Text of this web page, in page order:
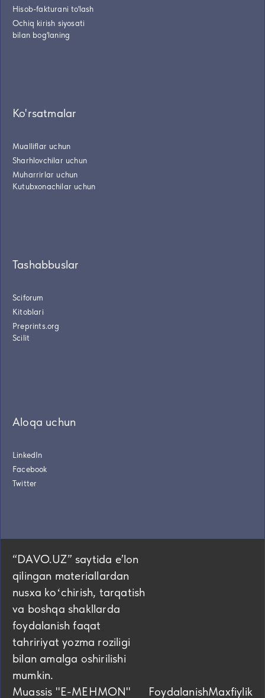
Hisob-fakturani to'lash
Ochiq kirish siyosati
bilan bog'laning
Ko'rsatmalar
Mualliflar uchun
Sharhlovchilar uchun
Muharrirlar uchun
Kutubxonachilar uchun
Tashabbuslar
Sciforum
Kitoblari
Preprints.org
Scilit
Aloqa uchun
LinkedIn
Facebook
Twitter
“DAVO.UZ” saytida eʼlon
qilingan materiallardan
nusxa koʻchirish, tarqatish
va boshqa shakllarda
foydalanish faqat
tahririyat yozma roziligi
bilan amalga oshirilishi
mumkin.
Muassis "E-MEHMON"
FoydalanishMaxfiylik